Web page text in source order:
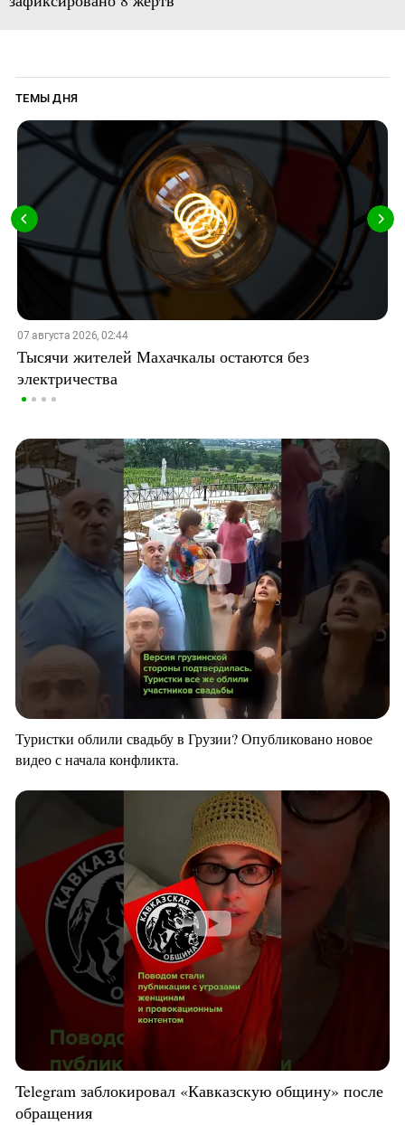
ТЕМЫ ДНЯ
07 августа 2026, 02:44
Тысячи жителей Махачкалы остаются без
электричества
Туристки облили свадьбу в Грузии? Опубликовано новое
видео с начала конфликта.
Telegram заблокировал «Кавказскую общину» после
обращения